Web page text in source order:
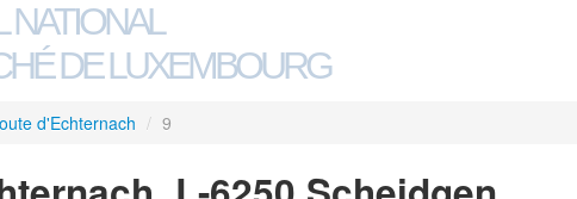
NATIONAL
DE LUXEMBOURG
d'Echternach / 9